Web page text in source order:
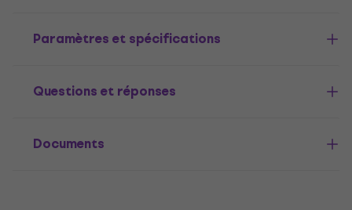
Paramètres et spécifications
Questions et réponses
Documents